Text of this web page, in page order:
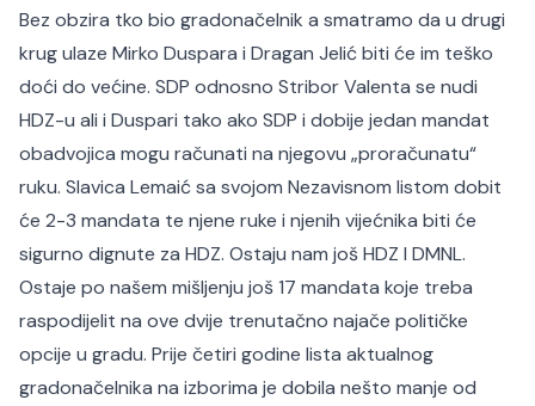
Bez obzira tko bio gradonačelnik a smatramo da u drugi
krug ulaze Mirko Duspara i Dragan Jelić biti će im teško
doći do većine. SDP odnosno Stribor Valenta se nudi
HDZ-u ali i Duspari tako ako SDP i dobije jedan mandat
obadvojica mogu računati na njegovu „proračunatu“
ruku. Slavica Lemaić sa svojom Nezavisnom listom dobit
će 2-3 mandata te njene ruke i njenih vijećnika biti će
sigurno dignute za HDZ. Ostaju nam još HDZ I DMNL.
Ostaje po našem mišljenju još 17 mandata koje treba
raspodijelit na ove dvije trenutačno najače političke
opcije u gradu. Prije četiri godine lista aktualnog
gradonačelnika na izborima je dobila nešto manje od